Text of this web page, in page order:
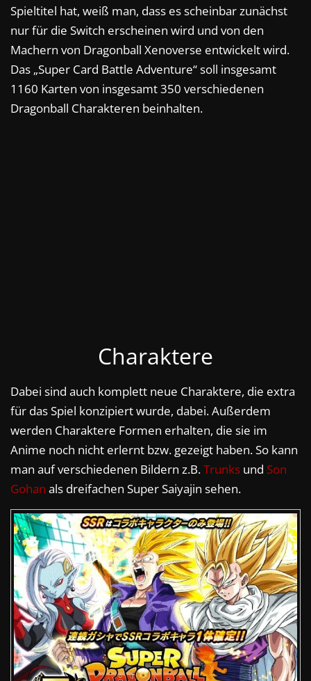
Spieltitel hat, weiß man, dass es scheinbar zunächst
nur für die Switch erscheinen wird und von den
Machern von Dragonball Xenoverse entwickelt wird.
Das „Super Card Battle Adventure“ soll insgesamt
1160 Karten von insgesamt 350 verschiedenen
Dragonball Charakteren beinhalten.
Charaktere
Dabei sind auch komplett neue Charaktere, die extra
für das Spiel konzipiert wurde, dabei. Außerdem
werden Charaktere Formen erhalten, die sie im
Anime noch nicht erlernt bzw. gezeigt haben. So kann
man auf verschiedenen Bildern z.B.Trunks und Son
Gohan als dreifachen Super Saiyajin sehen.